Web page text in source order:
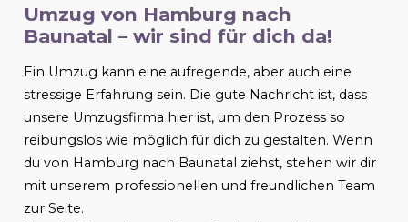
Umzug von Hamburg nach
Baunatal – wir sind für dich da!
Ein Umzug kann eine aufregende, aber auch eine
stressige Erfahrung sein. Die gute Nachricht ist, dass
unsere Umzugsfirma hier ist, um den Prozess so
reibungslos wie möglich für dich zu gestalten. Wenn
du von Hamburg nach Baunatal ziehst, stehen wir dir
mit unserem professionellen und freundlichen Team
zur Seite.